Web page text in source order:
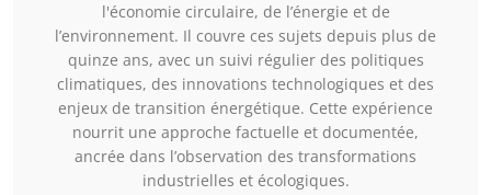
l'économie circulaire, de l’énergie et de
l’environnement. Il couvre ces sujets depuis plus de
quinze ans, avec un suivi régulier des politiques
climatiques, des innovations technologiques et des
enjeux de transition énergétique. Cette expérience
nourrit une approche factuelle et documentée,
ancrée dans l’observation des transformations
industrielles et écologiques.